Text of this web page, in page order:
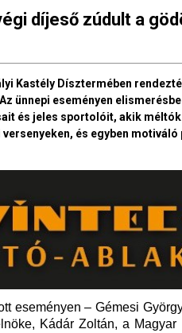
díjeső zúdult a
Kastély Dísztermében
ünnepi eseményen
és jeles sportolóit, akik
és egyben
eseményen – Gémesi
Kádár Zoltán, a